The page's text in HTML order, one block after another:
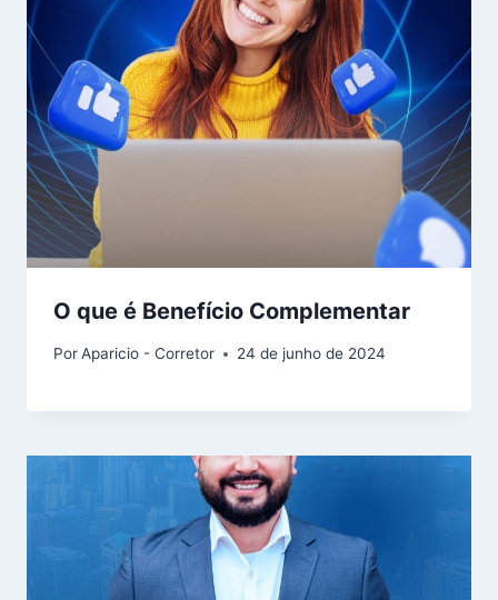
O que é Benefício Complementar
PorAparicio - Corretor 24 de junho de 2024